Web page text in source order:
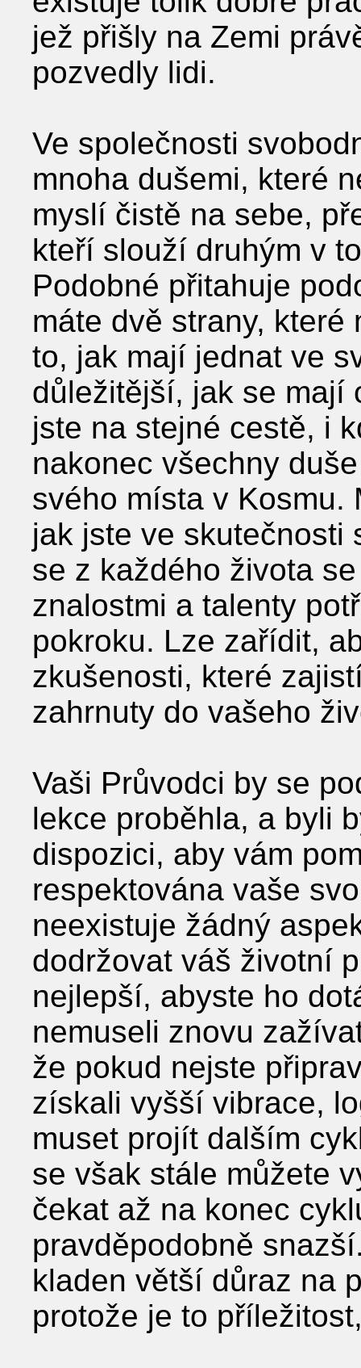
jež přišly na Zemi
pozvedly lidi.
Ve společnosti
mnoha dušemi, které
myslí čistě na sebe,
kteří slouží druhým v
Podobné přitahuje
máte dvě strany,
to, jak mají jednat ve
důležitější, jak se mají
jste na stejné cestě, i
nakonec všechny
svého místa v Kosmu.
jak jste ve skutečnosti
se z každého života
znalostmi a talenty
pokroku. Lze zařídit,
zkušenosti, které
zahrnuty do vašeho
Vaši Průvodci by se
lekce proběhla, a byli
dispozici, aby vám
respektována vaše
neexistuje žádný
dodržovat váš životní
nejlepší, abyste ho
nemuseli znovu
že pokud nejste
získali vyšší vibrace,
muset projít dalším
se však stále můžete
čekat až na konec
pravděpodobně
kladen větší důraz na
protože je to